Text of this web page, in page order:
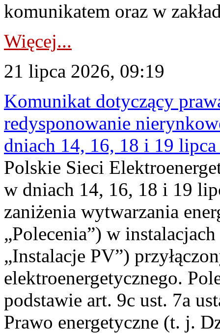
komunikatem oraz w
Więcej...
21 lipca 2026, 09:19
Komunikat dotyczący
redysponowanie
dniach 14, 16, 18 i 19
Polskie Sieci
w dniach 14, 16, 18 i 19
zaniżenia wytwarzania
„Polecenia”) w
„Instalacje PV”)
elektroenergetycznego.
podstawie art. 9c ust. 7a
Prawo energetyczne (t. j.